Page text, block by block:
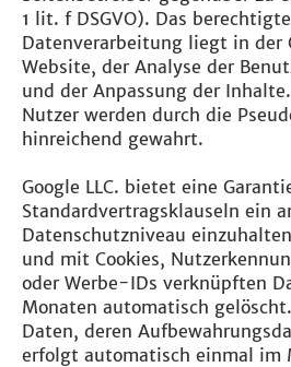
1 lit. f DSGVO). Das
Datenverarbeitung liegt in der
Website, der Analyse der
und der Anpassung der
Nutzer werden durch die
hinreichend gewahrt.
Google LLC. bietet eine
Standardvertragsklauseln ein
Datenschutzniveau
und mit Cookies,
oder Werbe-IDs verknüpften
Monaten automatisch
Daten, deren
erfolgt automatisch einmal im